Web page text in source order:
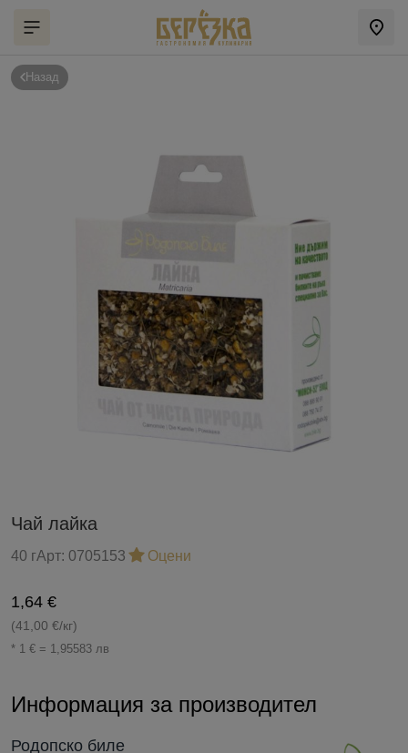
Назад
Чай лайка
40 гАрт: 0705153 Оцени
1,64 €
(41,00 €/кг)
* 1 € = 1,95583 лв
Информация за производител
Родопско биле